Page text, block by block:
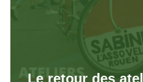
Le retour des